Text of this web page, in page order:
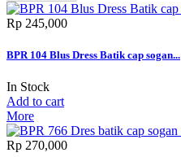
Rp‎ 245,000
BPR 104 Blus Dress Batik cap sogan...
In Stock
Add to cart
More
Rp‎ 270,000